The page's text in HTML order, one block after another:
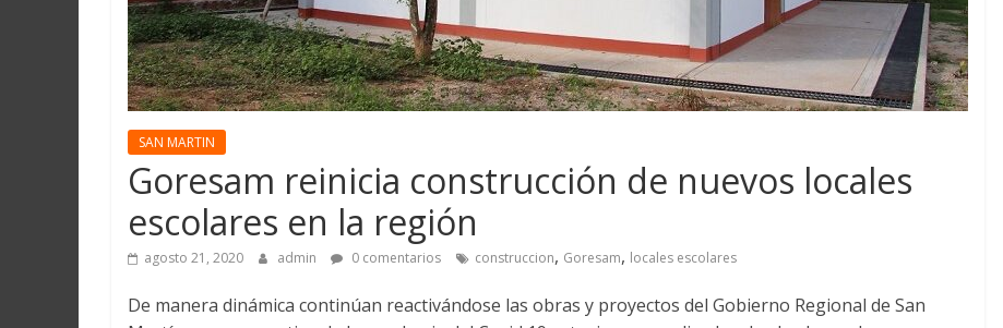
SAN MARTIN
Goresam reinicia construcción de nuevos locales
escolares en la región
agosto 21, 2020 admin 0 comentarios construccion, Goresam, locales escolares
De manera dinámica continúan reactivándose las obras y proyectos del Gobierno Regional de San